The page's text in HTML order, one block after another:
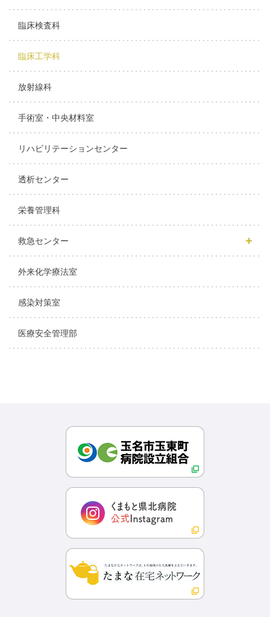
臨床検査科
臨床工学科
放射線科
手術室・中央材料室
リハビリテーションセンター
透析センター
栄養管理科
救急センター
外来化学療法室
感染対策室
医療安全管理部